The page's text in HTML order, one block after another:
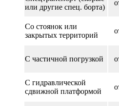
или другие спец. борта)
Со стоянок или
закрытых территорий
С частичной погрузкой
С гидравлической
сдвижной платформой